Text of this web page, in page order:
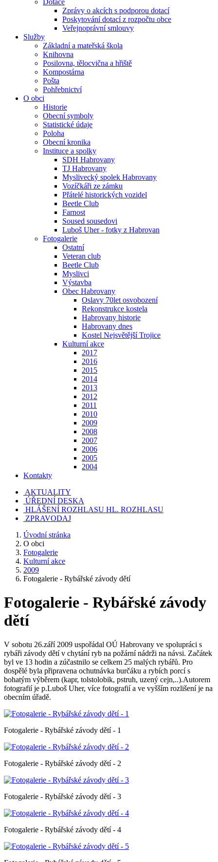
Dotace
Zprávy o akcích s podporou dotací
Poskytování dotací z rozpočtu obce
Veřejnoprávní smlouvy
Služby
Základní a mateřská škola
Knihovna
Posilovna, tělocvična a hřiště
Kompostárna
Pošta
Pohřebnictví
O obci
Historie
Obecní symboly
Statistické údaje
Poloha
Obecní kronika
Instituce a spolky
SDH Habrovany
TJ Habrovany
Myslivecký spolek Habrovany
Vozíčkáři ze zámku
Přátelé historických vozidel
Beetle Club
Farnost
Soused sousedovi
Luboš Uher - fotky z Habrovan
Fotogalerie
Ostatní
Veteran club
Beetle Club
Myslivci
Výstavba
Obec Habrovany
Oslavy 70let osvobození
Rekonstrukce kostela
Habrovany historie
Habrovany dnes
Kostel Nejsvětější Trojice
Kulturní akce
2017
2016
2015
2014
2013
2012
2011
2010
2009
2008
2007
2006
2005
2004
Kontakty
AKTUALITY
ÚŘEDNÍ DESKA
HLÁŠENÍ ROZHLASU HL. ROZHLASU
ZPRAVODAJ
Úvodní stránka
O obci
Fotogalerie
Kulturní akce
2009
Fotogalerie - Rybářské závody dětí
Fotogalerie - Rybářské závody
dětí
V sobotu 26.září 2009 uspořádal OÚ Habrovany ve spolupráci s
rybáři závody dětí v chytání ryb na požární nádrži na návsi. Začátek
byl ve 13 hodin a zúčastnilo se celkem 25 malých rybářů. Pro
dospělé byla připravena ochutnávka burčáku a rybích porcí s
bohatým výběrem (kapr, tolstolobik, pstruh, uzený cejn,..).Autorem
fotografií je p.Luboš Uher, více fotografií a ve vyšším rozlišení je na
obecním úřadě.
Fotogalerie - Rybářské závody dětí - 1
Fotogalerie - Rybářské závody dětí - 2
Fotogalerie - Rybářské závody dětí - 3
Fotogalerie - Rybářské závody dětí - 4